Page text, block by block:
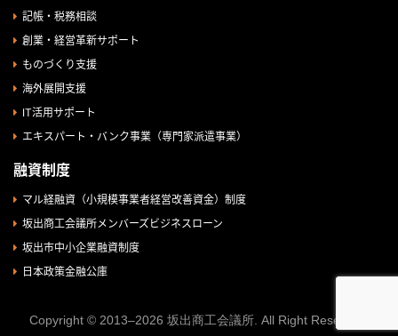
記帳・税務相談
創業・経営革新サポート
ものづくり支援
海外展開支援
IT活用サポート
エキスパート・バンク事業（専門家派遣事業）
融資制度
マル経融資（小規模事業者経営改善資金）制度
坂出商工会議所メンバーズビジネスローン
坂出市中小企業融資制度
日本政策金融公庫
Copyright © 2013–2026 坂出商工会議所. All Right Reserved.